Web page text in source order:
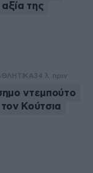
της
34 λ. πριν
ντεμπούτο
Κούτσια